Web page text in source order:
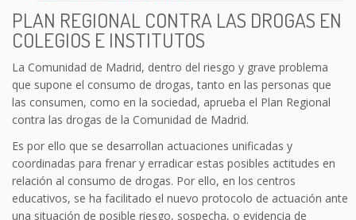
PLAN REGIONAL CONTRA LAS DROGAS EN
COLEGIOS E INSTITUTOS
La Comunidad de Madrid, dentro del riesgo y grave problema
que supone el consumo de drogas, tanto en las personas que
las consumen, como en la sociedad, aprueba el Plan Regional
contra las drogas de la Comunidad de Madrid.
Es por ello que se desarrollan actuaciones unificadas y
coordinadas para frenar y erradicar estas posibles actitudes en
relación al consumo de drogas. Por ello, en los centros
educativos, se ha facilitado el nuevo protocolo de actuación ante
una situación de posible riesgo, sospecha, o evidencia de